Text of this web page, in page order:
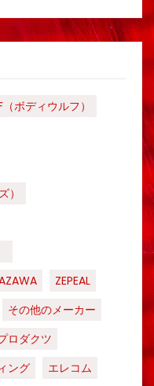
ボディウルフ）
ZEPEAL
その他のメーカー
ロダクツ
ング
エレコム